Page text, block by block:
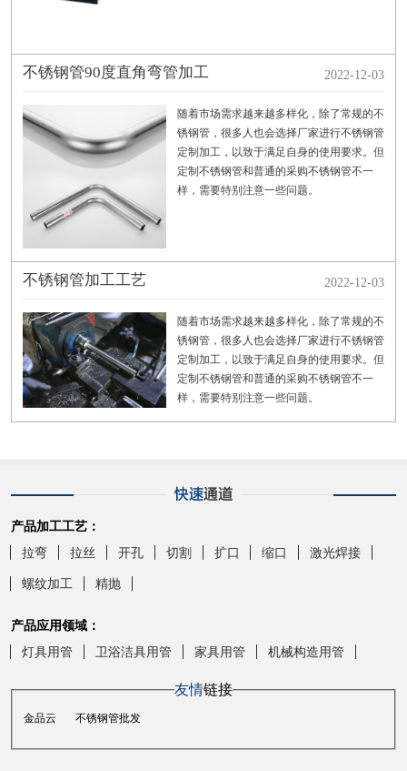
不锈钢管90度直角弯管加工 2022-12-03
随着市场需求越来越多样化，除了常规的不
锈钢管，很多人也会选择厂家进行不锈钢管
定制加工，以致于满足自身的使用要求。但
定制不锈钢管和普通的采购不锈钢管不一
样，需要特别注意一些问题。
不锈钢管加工工艺 2022-12-03
随着市场需求越来越多样化，除了常规的不
锈钢管，很多人也会选择厂家进行不锈钢管
定制加工，以致于满足自身的使用要求。但
定制不锈钢管和普通的采购不锈钢管不一
样，需要特别注意一些问题。
产品加工工艺：
拉弯
拉丝 开孔 切割 扩口 缩口 激光焊接
螺纹加工 精抛
产品应用领域：
灯具用管
卫浴洁具用管 家具用管 机械构造用管
友情链接
金品云 不锈钢管批发